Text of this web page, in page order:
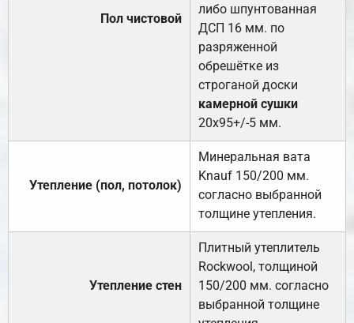
Пол чистовой
либо шпунтованная
ДСП 16 мм. по
разряженной
обрешётке из
строганой доски
камерной сушки
20х95+/-5 мм.
Утепление (пол, потолок)
Минеральная вата
Knauf 150/200 мм.
согласно выбранной
толщине утепления.
Утепление стен
Плитный утеплитель
Rockwool, толщиной
150/200 мм. согласно
выбранной толщине